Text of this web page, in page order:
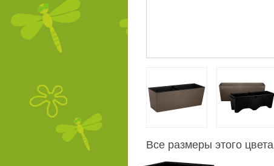
Все размеры этого цвета